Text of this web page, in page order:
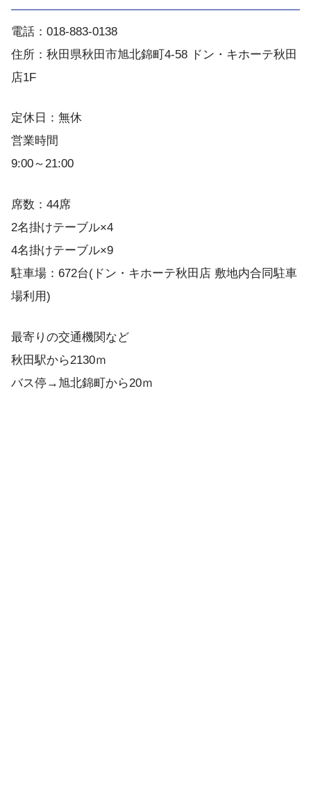
電話：018-883-0138
住所：秋田県秋田市旭北錦町4-58 ドン・キホーテ秋田
店1F
定休日：無休
営業時間
9:00～21:00
席数：44席
2名掛けテーブル×4
4名掛けテーブル×9
駐車場：672台(ドン・キホーテ秋田店 敷地内合同駐車
場利用)
最寄りの交通機関など
秋田駅から2130ｍ
バス停→旭北錦町から20ｍ